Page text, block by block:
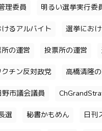
理委員 明るい選挙実行委
るアルバイト 選挙にお
の運営 投票所の運営
クチン反対政党 高橋清隆
市議会議員
選 秘書かもめん 日刊